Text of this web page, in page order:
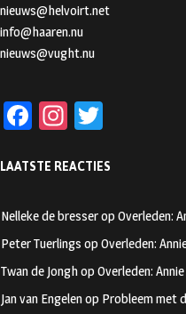
nieuws@helvoirt.net
info@haaren.nu
nieuws@vught.nu
Fa
b
oo
k
In
ag
m
tt
LAATSTE REACTIES
Nelleke de bresserop Overleden:
Peter Tuerlings op Overleden:
Twan de Jonghop Overleden:
Jan van Engelenop Probleem met